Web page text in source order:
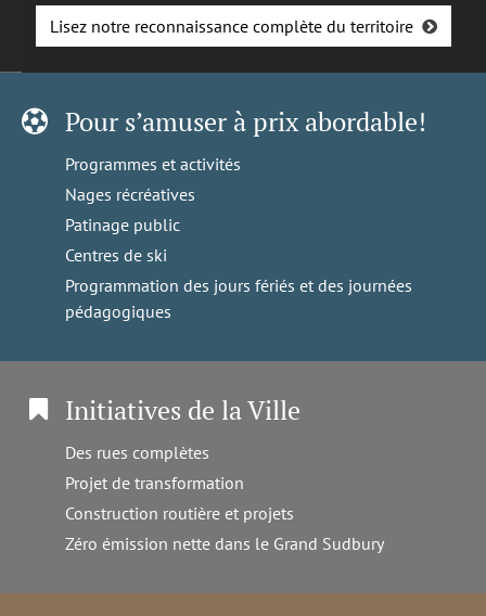
Lisez notre reconnaissance complète du territoire
Pour s’amuser à prix abordable!
Programmes et activités
Nages récréatives
Patinage public
Centres de ski
Programmation des jours fériés et des journées
pédagogiques
Initiatives de la Ville
Des rues complètes
Projet de transformation
Construction routière et projets
Zéro émission nette dans le Grand Sudbury